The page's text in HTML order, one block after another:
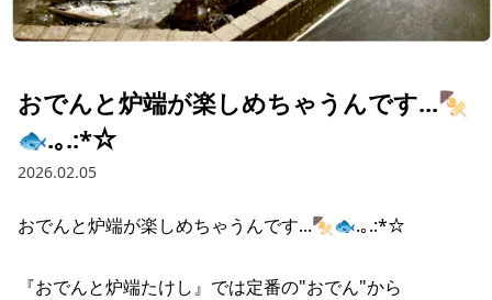
おでんと炉端が楽しめちゃうんです...🍢
🐟.｡.:*☆
2026.02.05
おでんと炉端が楽しめちゃうんです...🍢🐟.｡.:*☆
『おでんと炉端たけし』では定番の"おでん"から